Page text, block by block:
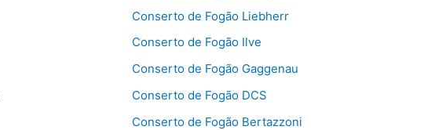
Conserto de Fogão Liebherr
Conserto de Fogão Ilve
Conserto de Fogão Gaggenau
Conserto de Fogão DCS
Conserto de Fogão Bertazzoni